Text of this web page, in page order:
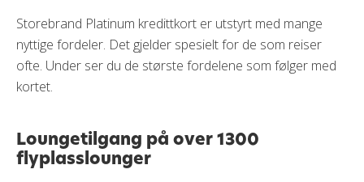
Storebrand Platinum kredittkort er utstyrt med mange
nyttige fordeler. Det gjelder spesielt for de som reiser
ofte. Under ser du de største fordelene som følger med
kortet.
Loungetilgang på over 1300
flyplasslounger